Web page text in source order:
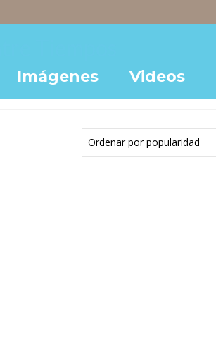
Imágenes Videos